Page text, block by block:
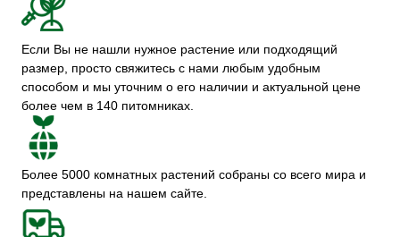
Если Вы не нашли нужное растение или подходящий
размер, просто свяжитесь с нами любым удобным
способом и мы уточним о его наличии и актуальной цене
более чем в 140 питомниках.
Более 5000 комнатных растений собраны со всего мира и
представлены на нашем сайте.